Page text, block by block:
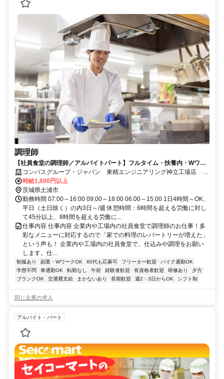
調理師
【社員食堂の調理師／アルバイトパート】フルタイム・扶養内・Wワー
ク可！社員登用の実績あり
コンパスグループ・ジャパン 東精エンジニアリング神立工場店
21679_p
時給1,600円以上
茨城県土浦市
勤務時間 07:00～16:00 09:00～18:00 06:00～15:00 1日4時間～OK、
平日（土日除く）の内3日～/週 休憩時間：6時間を超える労働に対し
て45分以上、8時間を超える労働に...
仕事内容 仕事内容 企業内や工場内の社員食堂で調理師のお仕事！多
彩なメニューに対応するので「家での料理のレパートリーが増えた」
という声も！ 企業内や工場内の社員食堂で、仕込みや調理をお願い
します。仕...
制服あり 副業・WワークOK 60代も応募可 フリーター歓迎
バイク通勤OK
学歴不問
車通勤OK 転勤なし 午前 経験者歓迎 有資格者歓迎 研修あり
夕方
ブランクOK
交通費支給 まかないあり 長期歓迎 週2・3日からOK シフト制
同じ企業の求人
アルバイト・パート